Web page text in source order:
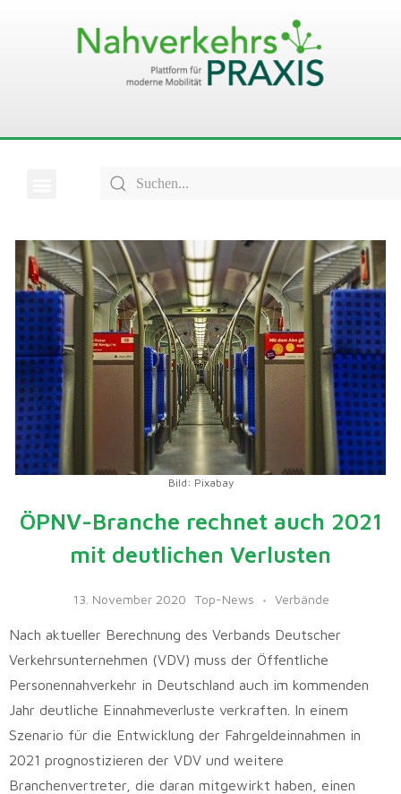
Bild: Pixabay
ÖPNV-Branche rechnet auch 2021
mit deutlichen Verlusten
13. November 2020 Top-News Verbände
Nach aktueller Berechnung des Verbands Deutscher
Verkehrsunternehmen (VDV) muss der Öffentliche
Personennahverkehr in Deutschland auch im kommenden
Jahr deutliche Einnahmeverluste verkraften. In einem
Szenario für die Entwicklung der Fahrgeldeinnahmen in
2021 prognostizieren der VDV und weitere
Branchenvertreter, die daran mitgewirkt haben, einen